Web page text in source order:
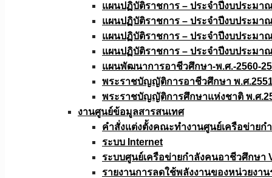
แผนปฏิบัติราชการ – ประจำปีงบประมา
แผนปฏิบัติราชการ – ประจำปีงบประมา
แผนปฏิบัติราชการ – ประจำปีงบประมา
แผนปฏิบัติราชการ – ประจำปีงบประมา
แผนพัฒนาการอาชีวศึกษา-พ.ศ.-2560-
พระราชบัญญัติการอาชีวศึกษา พ.ศ
พระราชบัญญัติการศึกษาแห่งชาติ พ.ศ
งานศูนย์ข้อมูลสารสนเทศ
คำสั่งแต่งตั้งคณะทำงานศูนย์เครือข่าย
ระบบ Internet
ระบบศูนย์เครือข่ายกำลังคนอาชีวศึกษา
รายงานการลดใช้พลังงานของหน่วยงา